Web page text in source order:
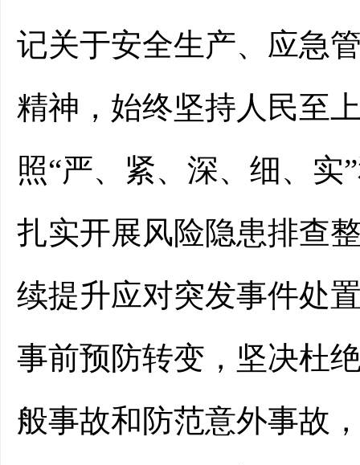
记关于安全生产、应急
精神，始终坚持人民至
照“严、紧、深、细、实
扎实开展风险隐患排查
续提升应对突发事件处
事前预防转变，坚决杜
般事故和防范意外事故